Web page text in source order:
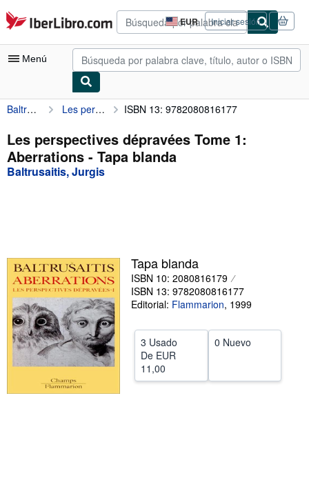
Pasar al contenido principal
IberLibro.com EUR
Preferencias
de
compra
del
Iniciar sesión
Menú
Mi cuenta
Consultar mis pedidos
Búsqueda avanzada
Vendedores
Comenzar a vender
Ayuda
CERRAR
Baltrusaitis, Jurgis Les perspectives dépravées Tome 1: Aberrations ISBN 13: 9782080816177
Les perspectives dépravées Tome 1:
Aberrations - Tapa blanda
Baltrusaitis, Jurgis
Tapa blanda
ISBN 10: 2080816179
ISBN 13: 9782080816177
Editorial: Flammarion, 1999
3 Usado
De EUR
11,00
0 Nuevo